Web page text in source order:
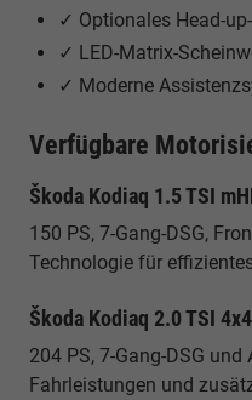
✓ Optionales Head-
✓ LED-Matrix-
✓ Moderne
Verfügbare
Škoda Kodiaq 1.5 TSI
150 PS, 7-Gang-DSG,
Technologie für
Škoda Kodiaq 2.0 TSI 4x4
204 PS, 7-Gang-DSG
Fahrleistungen und